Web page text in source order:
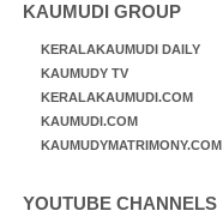
KAUMUDI GROUP
KERALAKAUMUDI DAILY
KAUMUDY TV
KERALAKAUMUDI.COM
KAUMUDI.COM
KAUMUDYMATRIMONY.COM
YOUTUBE CHANNELS